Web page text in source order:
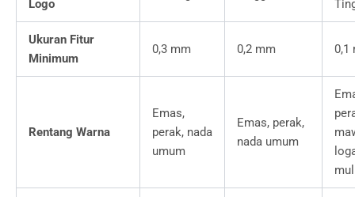
Logo
Ukuran Fitur
Minimum
0,3 mm 0,2 mm 0,1
Rentang Warna
Emas,
perak, nada
umum
Emas, perak,
nada umum